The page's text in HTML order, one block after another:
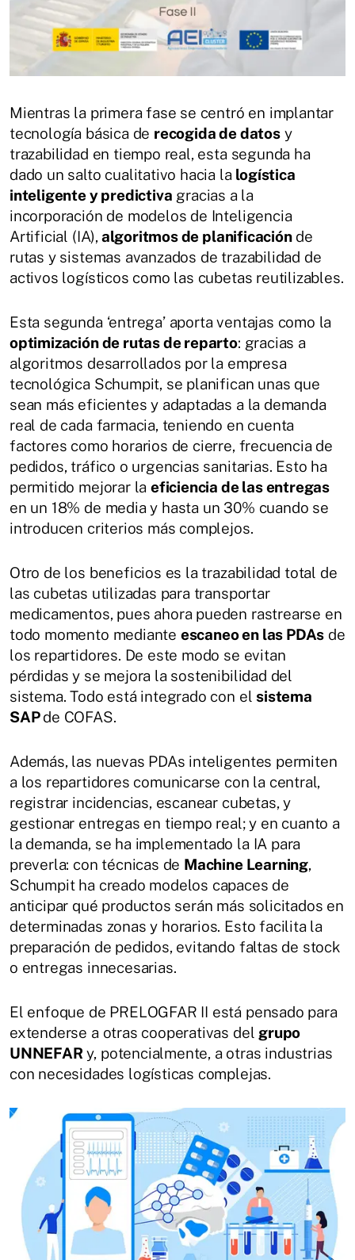
Mientras la primera fase se centró en implantar
tecnología básica de recogida de datosy
trazabilidad en tiempo real, esta segunda ha
dado un salto cualitativo hacia la logística
inteligente y predictiva gracias a la
incorporación de modelos de Inteligencia
Artificial (IA), algoritmos de planificaciónde
rutas y sistemas avanzados de trazabilidad de
activos logísticos como las cubetas reutilizables.
Esta segunda ‘entrega’ aporta ventajas como la
optimización de rutas de reparto: gracias a
algoritmos desarrollados por la empresa
tecnológica Schumpit, se planifican unas que
sean más eficientes y adaptadas a la demanda
real de cada farmacia, teniendo en cuenta
factores como horarios de cierre, frecuencia de
pedidos, tráfico o urgencias sanitarias. Esto ha
permitido mejorar laeficiencia de las entregas
en un 18% de media y hasta un 30% cuando se
introducen criterios más complejos.
Otro de los beneficios es la trazabilidad total de
las cubetas utilizadas para transportar
medicamentos, pues ahora pueden rastrearse en
todo momento mediante escaneo en las PDAs de
los repartidores. De este modo se evitan
pérdidas y se mejora la sostenibilidad del
sistema. Todo está integrado con elsistema
SAPde COFAS.
Además, las nuevas PDAs inteligentes permiten
a los repartidores comunicarse con la central,
registrar incidencias, escanear cubetas, y
gestionar entregas en tiempo real; y en cuanto a
la demanda, se ha implementado la IA para
preverla: con técnicas de Machine Learning,
Schumpit ha creado modelos capaces de
anticipar qué productos serán más solicitados en
determinadas zonas y horarios. Esto facilita la
preparación de pedidos, evitando faltas de stock
o entregas innecesarias.
El enfoque de PRELOGFAR II está pensado para
extenderse a otras cooperativas del grupo
UNNEFAR y, potencialmente, a otras industrias
con necesidades logísticas complejas.